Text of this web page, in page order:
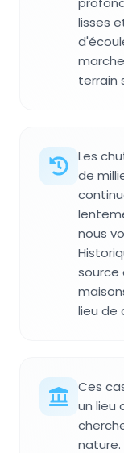
lisses
terrain
Les
de
nous
source
lieu de
Ces
un lieu
nature.